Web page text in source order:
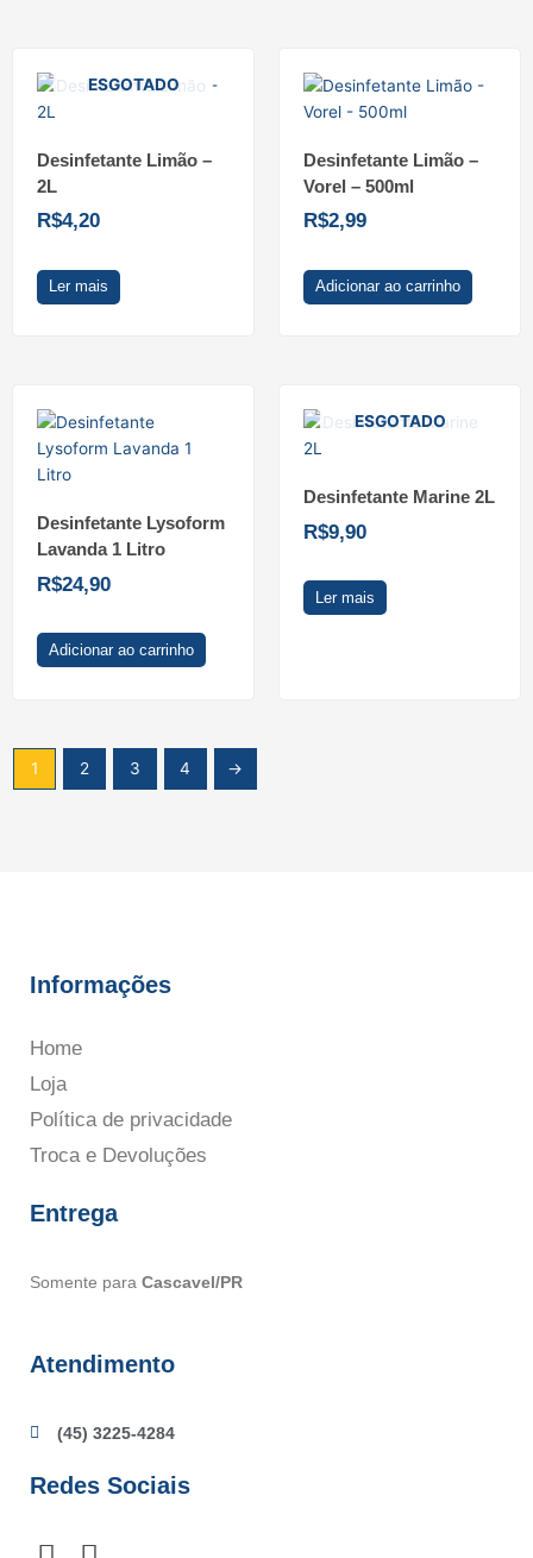
ESGOTADO
Desinfetante Limão –
2L
R$4,20
Ler mais
Desinfetante Limão –
Vorel – 500ml
R$2,99
Adicionar ao carrinho
Desinfetante Lysoform
Lavanda 1 Litro
R$24,90
Adicionar ao carrinho
ESGOTADO
Desinfetante Marine 2L
R$9,90
Ler mais
1 2 3 4 →
Informações
Home
Loja
Política de privacidade
Troca e Devoluções
Entrega
Somente para Cascavel/PR
Atendimento
(45) 3225-4284
Redes Sociais